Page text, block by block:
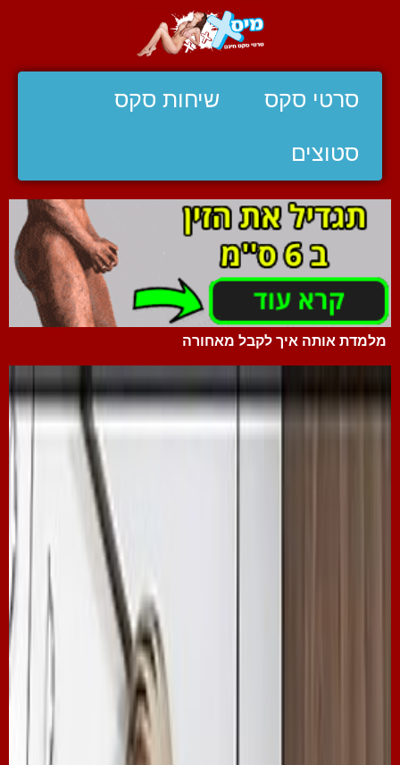
סרטי סקס שיחות סקס
סטוצים
מלמדת אותה איך לקבל מאחורה